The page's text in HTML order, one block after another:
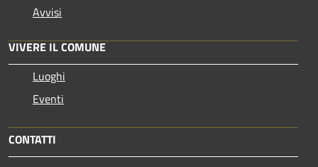
Avvisi
VIVERE IL COMUNE
Luoghi
Eventi
CONTATTI